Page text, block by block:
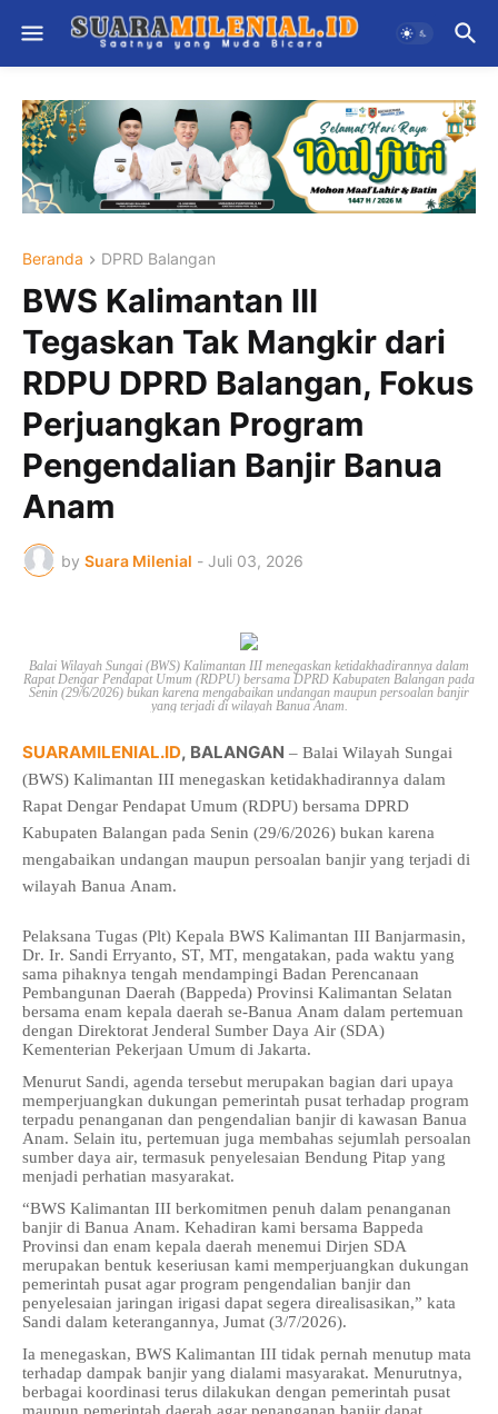
Beranda DPRD Balangan
BWS Kalimantan III
Tegaskan Tak Mangkir dari
RDPU DPRD Balangan, Fokus
Perjuangkan Program
Pengendalian Banjir Banua
Anam
by Suara Milenial - Juli 03, 2026
Balai Wilayah Sungai (BWS) Kalimantan III menegaskan ketidakhadirannya dalam
Rapat Dengar Pendapat Umum (RDPU) bersama DPRD Kabupaten Balangan pada
Senin (29/6/2026) bukan karena mengabaikan undangan maupun persoalan banjir
yang terjadi di wilayah Banua Anam.
SUARAMILENIAL.ID, BALANGAN – Balai Wilayah Sungai
(BWS) Kalimantan III menegaskan ketidakhadirannya dalam
Rapat Dengar Pendapat Umum (RDPU) bersama DPRD
Kabupaten Balangan pada Senin (29/6/2026) bukan karena
mengabaikan undangan maupun persoalan banjir yang terjadi di
wilayah Banua Anam.
Pelaksana Tugas (Plt) Kepala BWS Kalimantan III Banjarmasin,
Dr. Ir. Sandi Erryanto, ST, MT, mengatakan, pada waktu yang
sama pihaknya tengah mendampingi Badan Perencanaan
Pembangunan Daerah (Bappeda) Provinsi Kalimantan Selatan
bersama enam kepala daerah se-Banua Anam dalam pertemuan
dengan Direktorat Jenderal Sumber Daya Air (SDA)
Kementerian Pekerjaan Umum di Jakarta.
Menurut Sandi, agenda tersebut merupakan bagian dari upaya
memperjuangkan dukungan pemerintah pusat terhadap program
terpadu penanganan dan pengendalian banjir di kawasan Banua
Anam. Selain itu, pertemuan juga membahas sejumlah persoalan
sumber daya air, termasuk penyelesaian Bendung Pitap yang
menjadi perhatian masyarakat.
“BWS Kalimantan III berkomitmen penuh dalam penanganan
banjir di Banua Anam. Kehadiran kami bersama Bappeda
Provinsi dan enam kepala daerah menemui Dirjen SDA
merupakan bentuk keseriusan kami memperjuangkan dukungan
pemerintah pusat agar program pengendalian banjir dan
penyelesaian jaringan irigasi dapat segera direalisasikan,” kata
Sandi dalam keterangannya, Jumat (3/7/2026).
Ia menegaskan, BWS Kalimantan III tidak pernah menutup mata
terhadap dampak banjir yang dialami masyarakat. Menurutnya,
berbagai koordinasi terus dilakukan dengan pemerintah pusat